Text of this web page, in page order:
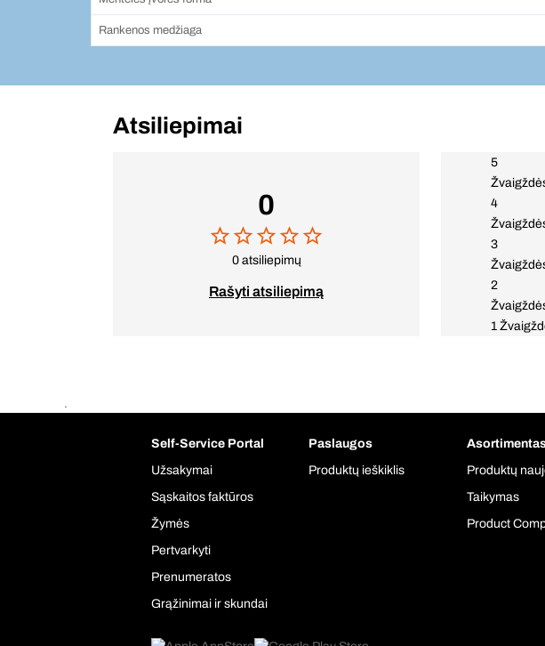
Rankenos medžiaga
Atsiliepimai
0
0 atsiliepimų
Rašyti atsiliepimą
5
4
3
2
1
.
Self-Service Portal
Užsakymai
Sąskaitos faktūros
Žymės
Pertvarkyti
Prenumeratos
Grąžinimai ir skundai
Paslaugos
Produktų ieškiklis
Produktų
Taikymas
Product